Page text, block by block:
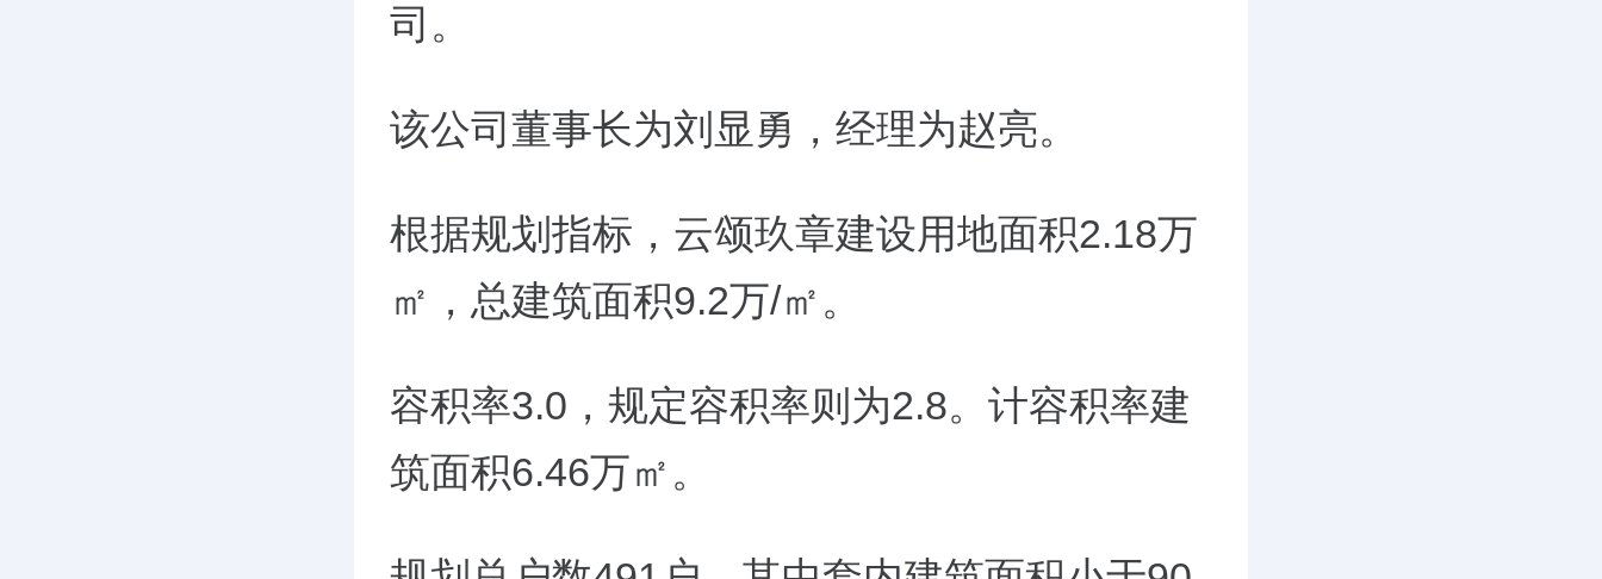
司。
该公司董事长为刘显勇，经理为赵亮。
根据规划指标，云颂玖章建设用地面积2.18万
㎡，总建筑面积9.2万/㎡。
容积率3.0 ，规定容积率则为2.8。计容积率建
筑面积6.46万㎡。